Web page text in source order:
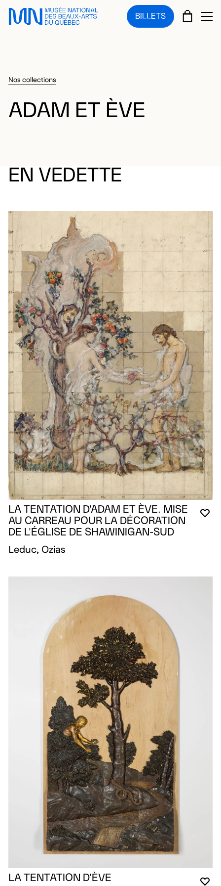
Sauter au menu principal
Sauter au contenu principal
Sauter au pied de page
BILLETS PANIER
Nos collections
ADAM ET ÈVE
EN VEDETTE
LA TENTATION D'ADAM ET ÈVE. MISE
AU CARREAU POUR LA DÉCORATION
DE L'ÉGLISE DE SHAWINIGAN-SUD
Leduc, Ozias
LA TENTATION D'ÈVE